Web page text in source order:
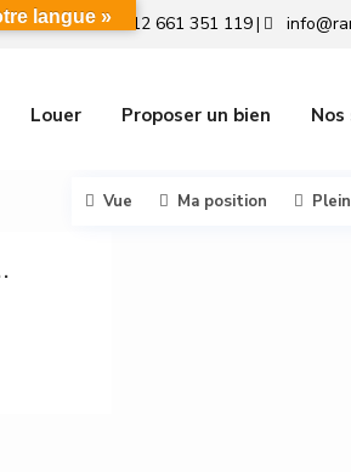
+212 661 351 119|
Louer Proposer un bien Nos
Vue Ma position
langue »